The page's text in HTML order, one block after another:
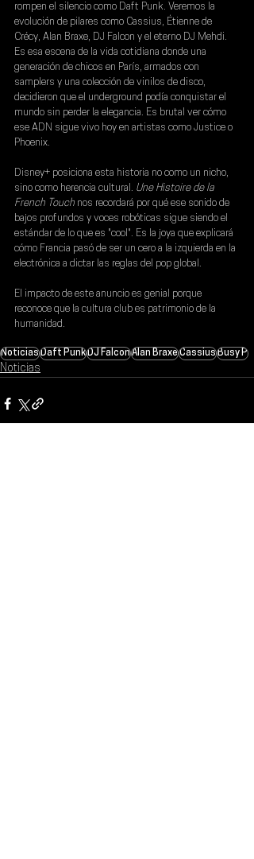
rompen el silencio como Daft Punk. Veremos la
evolución de pilares como Cassius, Étienne de
Crécy, Alan Braxe, DJ Falcon y el eterno DJ Mehdi.
Es esa escena de la vida cotidiana donde una
generación de chicos en París, armados con
samplers y una colección de vinilos de disco,
decidieron que el underground podía conquistar el
mundo sin perder la elegancia. Es brutal ver cómo
ese ADN sigue vivo hoy en artistas como Justice o
Phoenix.
Disney+ posiciona esta historia no como un nicho,
sino como herencia cultural. Une Histoire de la
French Touch nos recordará por qué ese sonido de
bajos profundos y voces robóticas sigue siendo el
estándar de lo que es "cool". Es la joya que explicará
cómo Francia pasó de ser un cero a la izquierda en la
electrónica a dictar las reglas del pop global.
El impacto de este anuncio es genial porque
reconoce que la cultura club es patrimonio de la
humanidad.
NoticiasDaft PunkDJ FalconAlan BraxeCassiusBusy P
Noticias